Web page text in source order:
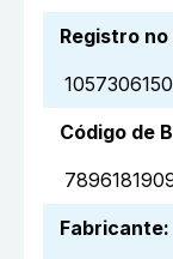
Registro
Código de
Fabricante: